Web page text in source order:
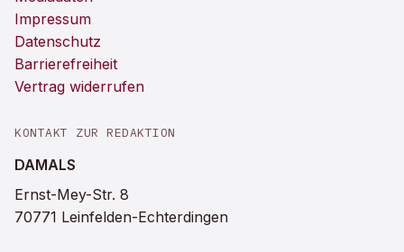
Impressum
Datenschutz
Barrierefreiheit
Vertrag widerrufen
KONTAKT ZUR REDAKTION
DAMALS
Ernst-Mey-Str. 8
70771 Leinfelden-Echterdingen